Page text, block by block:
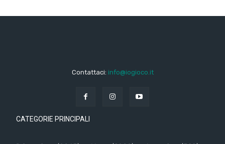
Contattaci: info@iogioco.it
CATEGORIE PRINCIPALI